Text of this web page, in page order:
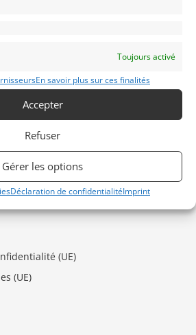
Toujours activé
En savoir plus sur ces finalités
Accepter
Refuser
Gérer les options
Déclaration de confidentialitéImprint
(UE)
(UE)